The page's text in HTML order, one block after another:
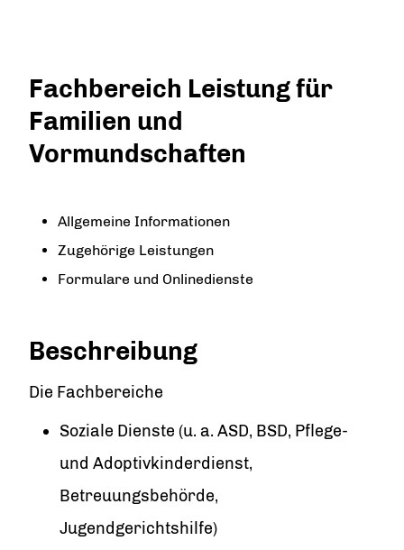
Fachbereich Leistung für
Familien und
Vormundschaften
Allgemeine Informationen
Zugehörige Leistungen
Formulare und Onlinedienste
Beschreibung
Die Fachbereiche
Soziale Dienste (u. a. ASD, BSD, Pflege-
und Adoptivkinderdienst,
Betreuungsbehörde,
Jugendgerichtshilfe)